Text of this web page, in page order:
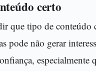
certo
que tipo de conteúdo
pode não gerar
especialmente